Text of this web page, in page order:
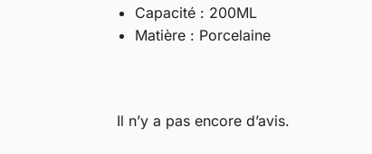
Capacité : 200ML
Matière : Porcelaine
Il n’y a pas encore d’avis.